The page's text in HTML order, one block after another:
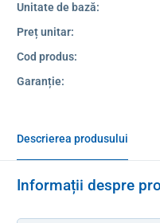
Unitate de bază:
Preț unitar:
Cod produs:
Garanție:
Descrierea produsului
Informații despre